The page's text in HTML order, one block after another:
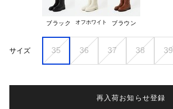
ブラック オフホワイト ブラウン
サイズ 35 36 37 38 39
再入荷お知らせ登録